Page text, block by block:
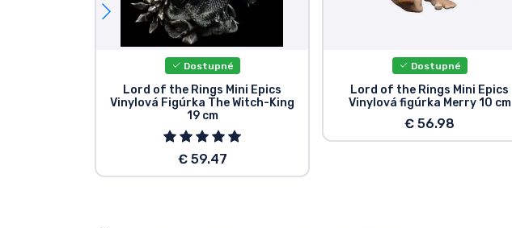
Dostupné
Lord of the Rings Mini Epics
Vinylová Figúrka The Witch-King
19 cm
€ 59.47
Dostupné
Lord of the Rings Mini Epics
Vinylová figúrka Merry 10 cm
€ 56.98